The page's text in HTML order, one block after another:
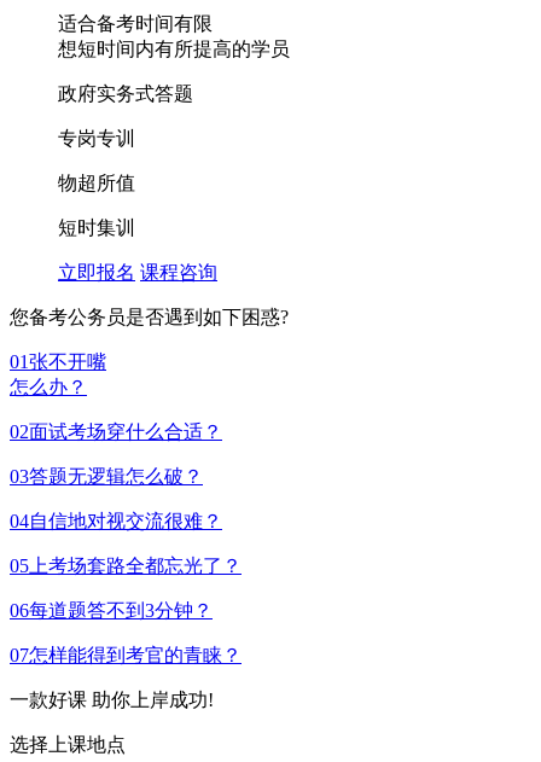
适合备考时间有限
想短时间内有所提高的学员
政府实务式答题
专岗专训
物超所值
短时集训
立即报名 课程咨询
您备考公务员是否遇到如下困惑?
01张不开嘴
怎么办？
02面试考场穿什么合适？
03答题无逻辑怎么破？
04自信地对视交流很难？
05 上考场套路全都忘光了？
06每道题答不到3分钟？
07怎样能得到考官的青睐？
一款好课 助你上岸成功!
选择上课地点